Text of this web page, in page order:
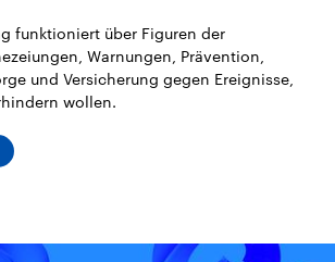
funktioniert über Figuren der
Warnungen, Prävention,
und Versicherung gegen Ereignisse,
wollen.